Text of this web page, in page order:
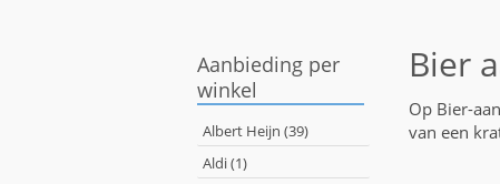
Aanbieding per
winkel
Albert Heijn (39)
Aldi (1)
Bier
Op Bier-
van een